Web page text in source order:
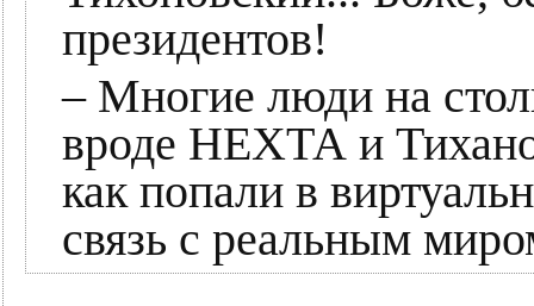
президентов!
– Многие люди на
вроде НЕХТА и
как попали в
связь с реальным